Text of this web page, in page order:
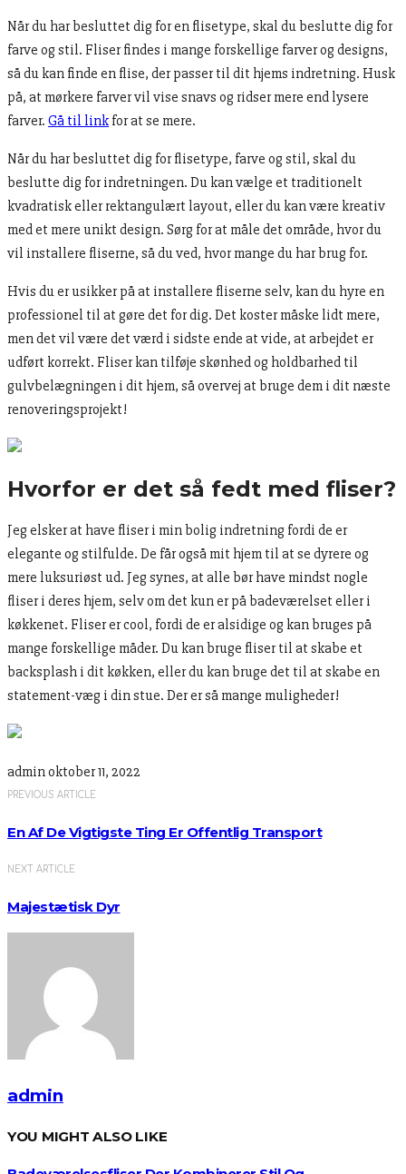
Når du har besluttet dig for en flisetype, skal du beslutte dig for
farve og stil. Fliser findes i mange forskellige farver og designs,
så du kan finde en flise, der passer til dit hjems indretning. Husk
på, at mørkere farver vil vise snavs og ridser mere end lysere
farver. Gå til link for at se mere.
Når du har besluttet dig for flisetype, farve og stil, skal du
beslutte dig for indretningen. Du kan vælge et traditionelt
kvadratisk eller rektangulært layout, eller du kan være kreativ
med et mere unikt design. Sørg for at måle det område, hvor du
vil installere fliserne, så du ved, hvor mange du har brug for.
Hvis du er usikker på at installere fliserne selv, kan du hyre en
professionel til at gøre det for dig. Det koster måske lidt mere,
men det vil være det værd i sidste ende at vide, at arbejdet er
udført korrekt. Fliser kan tilføje skønhed og holdbarhed til
gulvbelægningen i dit hjem, så overvej at bruge dem i dit næste
renoveringsprojekt!
Hvorfor er det så fedt med fliser?
Jeg elsker at have fliser i min bolig indretning fordi de er
elegante og stilfulde. De får også mit hjem til at se dyrere og
mere luksuriøst ud. Jeg synes, at alle bør have mindst nogle
fliser i deres hjem, selv om det kun er på badeværelset eller i
køkkenet. Fliser er cool, fordi de er alsidige og kan bruges på
mange forskellige måder. Du kan bruge fliser til at skabe et
backsplash i dit køkken, eller du kan bruge det til at skabe en
statement-væg i din stue. Der er så mange muligheder!
adminoktober 11, 2022
PREVIOUS ARTICLE
En Af De Vigtigste Ting Er Offentlig Transport
NEXT ARTICLE
Majestætisk Dyr
admin
YOU MIGHT ALSO LIKE